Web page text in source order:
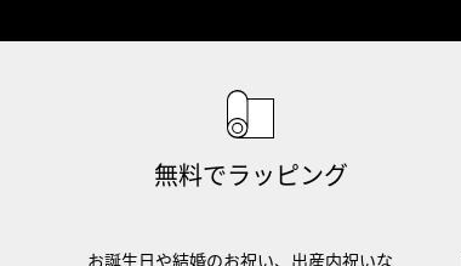
無料でラッピング
お誕生日や結婚のお祝い、出産内祝いな